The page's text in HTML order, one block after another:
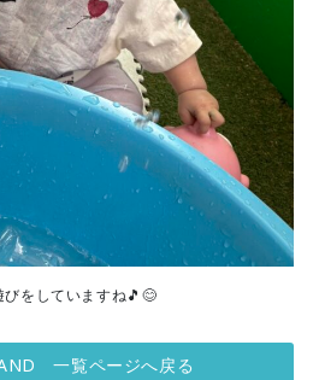
をしていますね🎵😊
一覧ページへ戻る